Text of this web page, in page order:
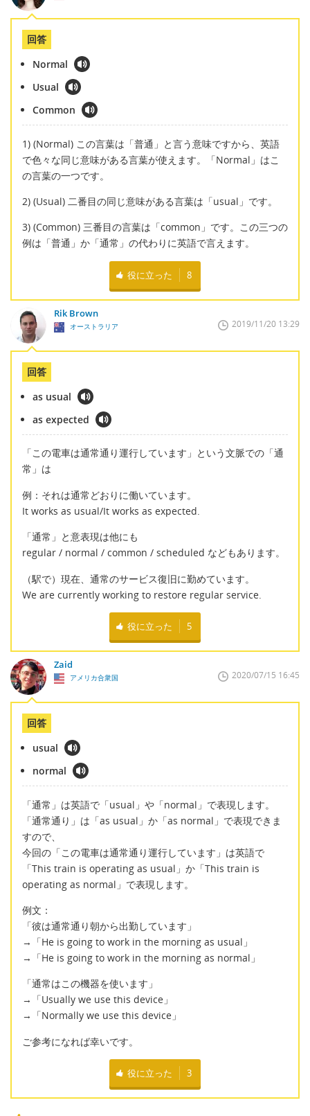
回答
Normal
Usual
Common
1) (Normal) この言葉は「普通」と言う意味ですから、英語
で色々な同じ意味がある言葉が使えます。「Normal」はこ
の言葉の一つです。
2) (Usual) 二番目の同じ意味がある言葉は「usual」です。
3) (Common) 三番目の言葉は「common」です。この三つの
例は「普通」か「通常」の代わりに英語で言えます。
役に立った 8
Rik Brown
オーストラリア 2019/11/20 13:29
回答
as usual
as expected
「この電車は通常通り運行しています」という文脈での「通
常」は
例：それは通常どおりに働いています。
It works as usual/It works as expected.
「通常」と意表現は他にも
regular / normal / common / scheduled などもあります。
（駅で）現在、通常のサービス復旧に勤めています。
We are currently working to restore regular service.
役に立った 5
Zaid
アメリカ合衆国 2020/07/15 16:45
回答
usual
normal
「通常」は英語で「usual」や「normal」で表現します。
「通常通り」は「as usual」か「as normal」で表現できま
すので、
今回の「この電車は通常通り運行しています」は英語で
「This train is operating as usual」か「This train is
operating as normal」で表現します。
例文：
「彼は通常通り朝から出勤しています」
→「He is going to work in the morning as usual」
→「He is going to work in the morning as normal」
「通常はこの機器を使います」
→「Usually we use this device」
→「Normally we use this device」
ご参考になれば幸いです。
役に立った 3